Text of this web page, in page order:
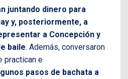
juntando dinero para
y, posteriormente, a
a Concepción y
baile. Además, conversaron
practican e
pasos de bachata a